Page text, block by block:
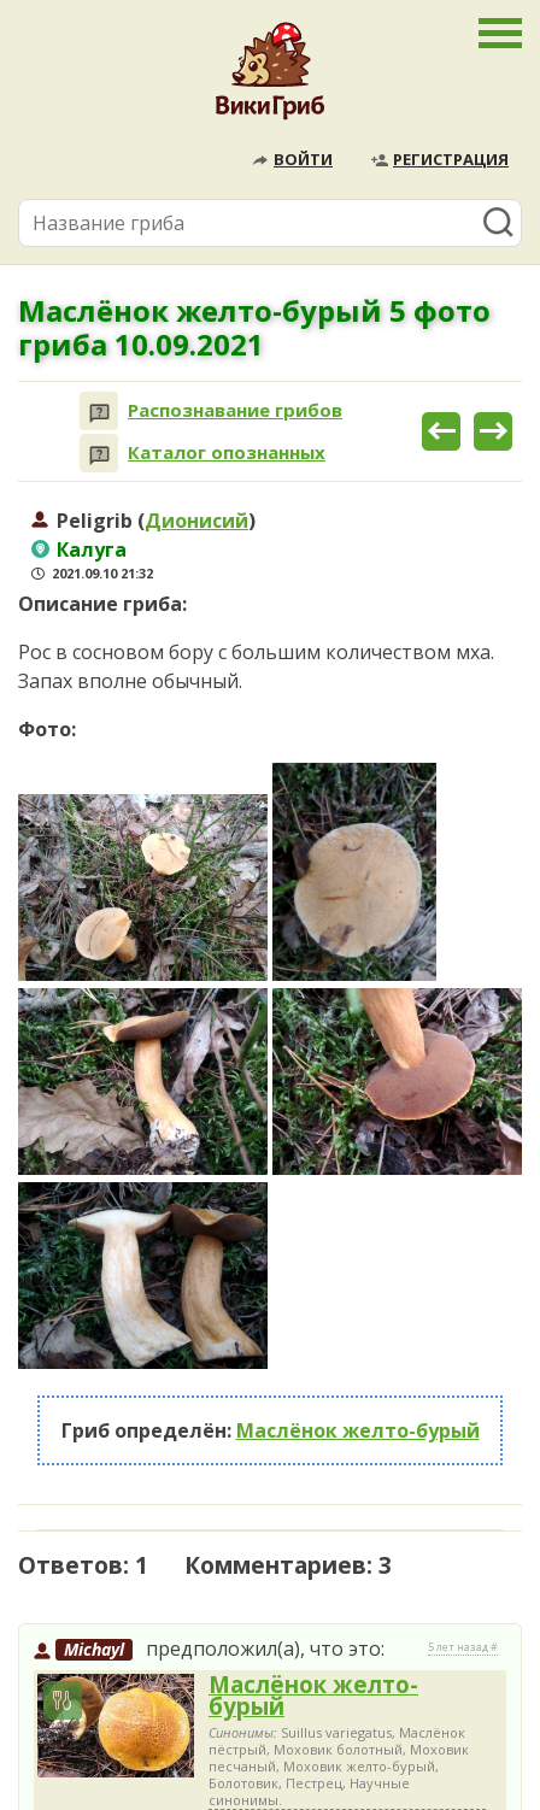
ВОЙТИ РЕГИСТРАЦИЯ
Маслёнок желто-бурый 5 фото
гриба 10.09.2021
Распознавание грибов
Каталог опознанных
Peligrib (Дионисий)
Калуга
2021.09.10 21:32
Описание гриба:
Рос в сосновом бору с большим количеством мха.
Запах вполне обычный.
Фото:
Гриб определён: Маслёнок желто-бурый
Ответов: 1 Комментариев: 3
Michayl предположил(а), что это: 5 лет назад #
Маслёнок желто-
бурый
Синонимы: Suillus variegatus, Маслёнок
пёстрый, Моховик болотный, Моховик
песчаный, Моховик желто-бурый,
Болотовик, Пестрец, Научные
синонимы.